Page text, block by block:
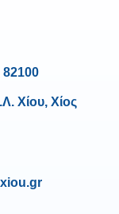
82100
Χίου, Χίος